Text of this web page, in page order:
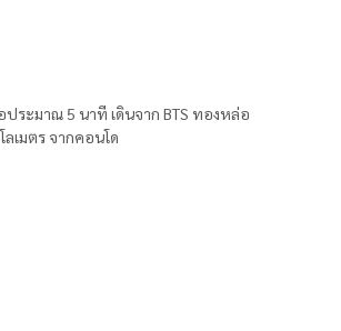
ประมาณ 5 นาที เดินจาก BTS ทองหล่อ
เมตร จากคอนโด